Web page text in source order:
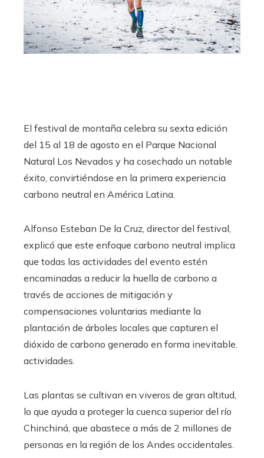
El festival de montaña celebra su sexta edición
del 15 al 18 de agosto en el Parque Nacional
Natural Los Nevados y ha cosechado un notable
éxito, convirtiéndose en la primera experiencia
carbono neutral en América Latina.
Alfonso Esteban De la Cruz, director del festival,
explicó que este enfoque carbono neutral implica
que todas las actividades del evento estén
encaminadas a reducir la huella de carbono a
través de acciones de mitigación y
compensaciones voluntarias mediante la
plantación de árboles locales que capturen el
dióxido de carbono generado en forma inevitable.
actividades.
Las plantas se cultivan en viveros de gran altitud,
lo que ayuda a proteger la cuenca superior del río
Chinchiná, que abastece a más de 2 millones de
personas en la región de los Andes occidentales.